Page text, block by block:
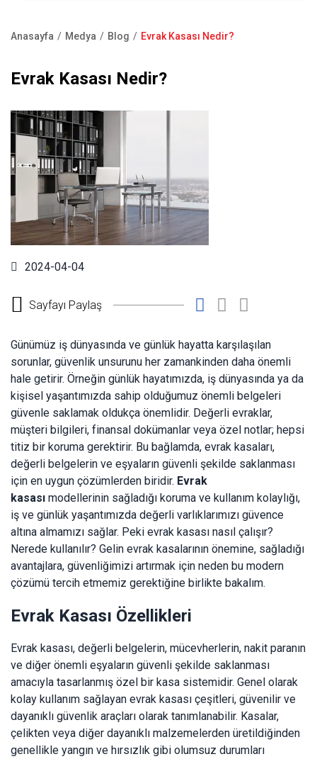
Kale Alarm
Satış Noktaları
S.S.S
yolu
Anasayfa Medya Blog Evrak Kasası Nedir?
Evrak Kasası Nedir?
2024-04-04
Sayfayı Paylaş
Günümüz iş dünyasında ve günlük hayatta karşılaşılan
sorunlar, güvenlik unsurunu her zamankinden daha önemli
hale getirir. Örneğin günlük hayatımızda, iş dünyasında ya da
kişisel yaşantımızda sahip olduğumuz önemli belgeleri
güvenle saklamak oldukça önemlidir. Değerli evraklar,
müşteri bilgileri, finansal dokümanlar veya özel notlar; hepsi
titiz bir koruma gerektirir. Bu bağlamda, evrak kasaları,
değerli belgelerin ve eşyaların güvenli şekilde saklanması
için en uygun çözümlerden biridir. Evrak
kasası modellerinin sağladığı koruma ve kullanım kolaylığı,
iş ve günlük yaşantımızda değerli varlıklarımızı güvence
altına almamızı sağlar. Peki evrak kasası nasıl çalışır?
Nerede kullanılır? Gelin evrak kasalarının önemine, sağladığı
avantajlara, güvenliğimizi artırmak için neden bu modern
çözümü tercih etmemiz gerektiğine birlikte bakalım.
Evrak Kasası Özellikleri
Evrak kasası, değerli belgelerin, mücevherlerin, nakit paranın
ve diğer önemli eşyaların güvenli şekilde saklanması
amacıyla tasarlanmış özel bir kasa sistemidir. Genel olarak
kolay kullanım sağlayan evrak kasası çeşitleri, güvenilir ve
dayanıklı güvenlik araçları olarak tanımlanabilir. Kasalar,
çelikten veya diğer dayanıklı malzemelerden üretildiğinden
genellikle yangın ve hırsızlık gibi olumsuz durumları